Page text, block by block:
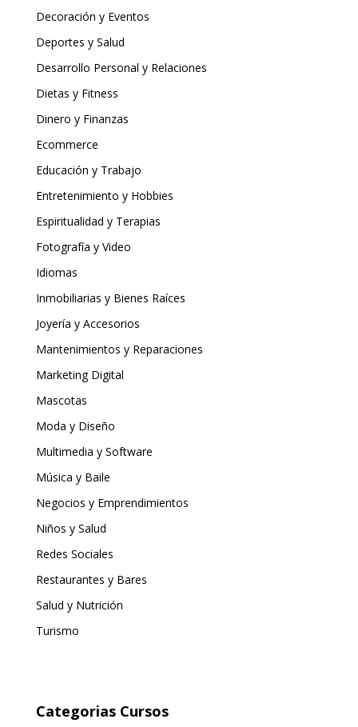
Decoración y Eventos
Deportes y Salud
Desarrollo Personal y Relaciones
Dietas y Fitness
Dinero y Finanzas
Ecommerce
Educación y Trabajo
Entretenimiento y Hobbies
Espiritualidad y Terapias
Fotografía y Video
Idiomas
Inmobiliarias y Bienes Raíces
Joyería y Accesorios
Mantenimientos y Reparaciones
Marketing Digital
Mascotas
Moda y Diseño
Multimedia y Software
Música y Baile
Negocios y Emprendimientos
Niños y Salud
Redes Sociales
Restaurantes y Bares
Salud y Nutrición
Turismo
Categorias Cursos